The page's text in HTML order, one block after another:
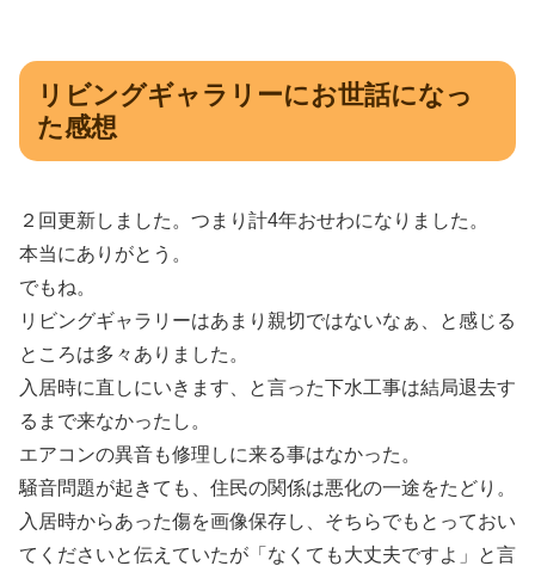
リビングギャラリーにお世話になっ
た感想
２回更新しました。つまり計4年おせわになりました。
本当にありがとう。
でもね。
リビングギャラリーはあまり親切ではないなぁ、と感じる
ところは多々ありました。
入居時に直しにいきます、と言った下水工事は結局退去す
るまで来なかったし。
エアコンの異音も修理しに来る事はなかった。
騒音問題が起きても、住民の関係は悪化の一途をたどり。
入居時からあった傷を画像保存し、そちらでもとっておい
てくださいと伝えていたが「なくても大丈夫ですよ」と言